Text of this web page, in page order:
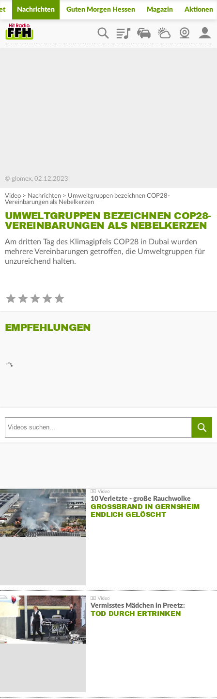
Nachrichten Guten Morgen Hessen Magazin Aktionen
PlaylistStaupilotWetterWebcam
© glomex, 02.12.2023
Video > Nachrichten > Umweltgruppen bezeichnen COP28-
Vereinbarungen als Nebelkerzen
UMWELTGRUPPEN BEZEICHNEN COP28-
VEREINBARUNGEN ALS NEBELKERZEN
Am dritten Tag des Klimagipfels COP28 in Dubai wurden
mehrere Vereinbarungen getroffen, die Umweltgruppen für
unzureichend halten.
EMPFEHLUNGEN
10 Verletzte - große Rauchwolke
GROSSBRAND IN GERNSHEIM E
NDLICH GELÖSCHT
Vermisstes Mädchen in Preetz:
TOD DURCH ERTRINKEN